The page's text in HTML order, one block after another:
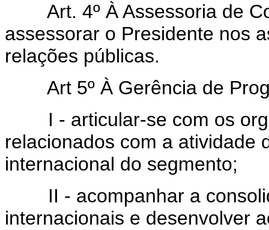
Art. 4º À Assessoria de
assessorar o Presidente nos
relações públicas.
Art 5º À Gerência de
I - articular-se com os
relacionados com a atividade
internacional do segmento;
II - acompanhar a
internacionais e desenvolver